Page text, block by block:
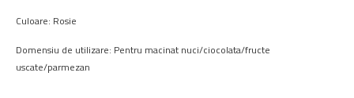
Culoare: Rosie
Domensiu de utilizare: Pentru macinat nuci/ciocolata/fructe
uscate/parmezan